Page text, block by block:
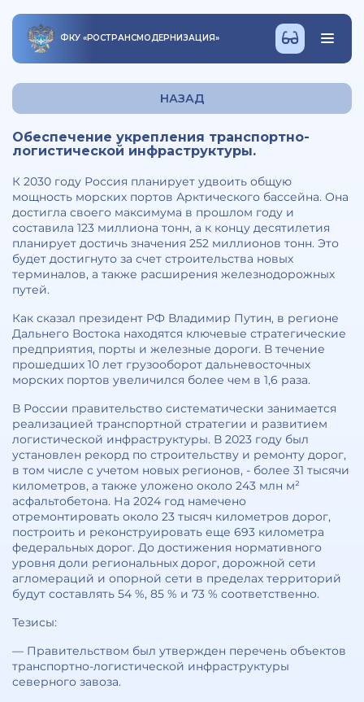
ФКУ «РОСТРАНСМОДЕРНИЗАЦИЯ»
НАЗАД
Обеспечение укрепления транспортно-
логистической инфраструктуры.
К 2030 году Россия планирует удвоить общую
мощность морских портов Арктического бассейна. Она
достигла своего максимума в прошлом году и
составила 123 миллиона тонн, а к концу десятилетия
планирует достичь значения 252 миллионов тонн. Это
будет достигнуто за счет строительства новых
терминалов, а также расширения железнодорожных
путей.
Как сказал президент РФ Владимир Путин, в регионе
Дальнего Востока находятся ключевые стратегические
предприятия, порты и железные дороги. В течение
прошедших 10 лет грузооборот дальневосточных
морских портов увеличился более чем в 1,6 раза.
В России правительство систематически занимается
реализацией транспортной стратегии и развитием
логистической инфраструктуры. В 2023 году был
установлен рекорд по строительству и ремонту дорог,
в том числе с учетом новых регионов, - более 31 тысячи
километров, а также уложено около 243 млн м²
асфальтобетона. На 2024 год намечено
отремонтировать около 23 тысяч километров дорог,
построить и реконструировать еще 693 километра
федеральных дорог. До достижения нормативного
уровня доли региональных дорог, дорожной сети
агломераций и опорной сети в пределах территорий
будут составлять 54 %, 85 % и 73 % соответственно.
Тезисы:
— Правительством был утвержден перечень объектов
транспортно-логистической инфраструктуры
северного завоза.